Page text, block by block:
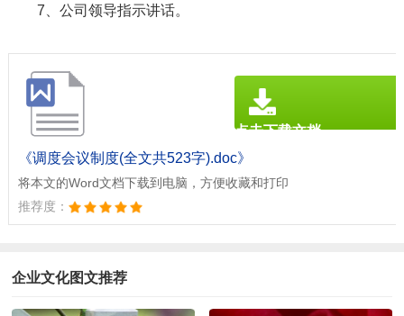
7、公司领导指示讲话。
《调度会议制度(全文共523字).doc》
将本文的Word文档下载到电脑，方便收藏和打印
推荐度：
点击下载文档
文档为doc格式
企业文化图文推荐